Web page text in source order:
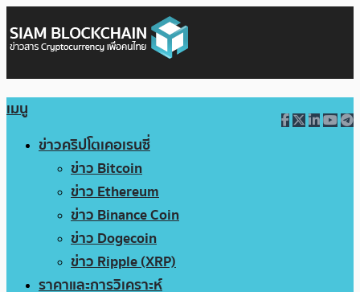
เมนู
ข่าวคริปโตเคอเรนซี่
ข่าว Bitcoin
ข่าว Ethereum
ข่าว Binance Coin
ข่าว Dogecoin
ข่าว Ripple (XRP)
ราคาและการวิเคราะห์